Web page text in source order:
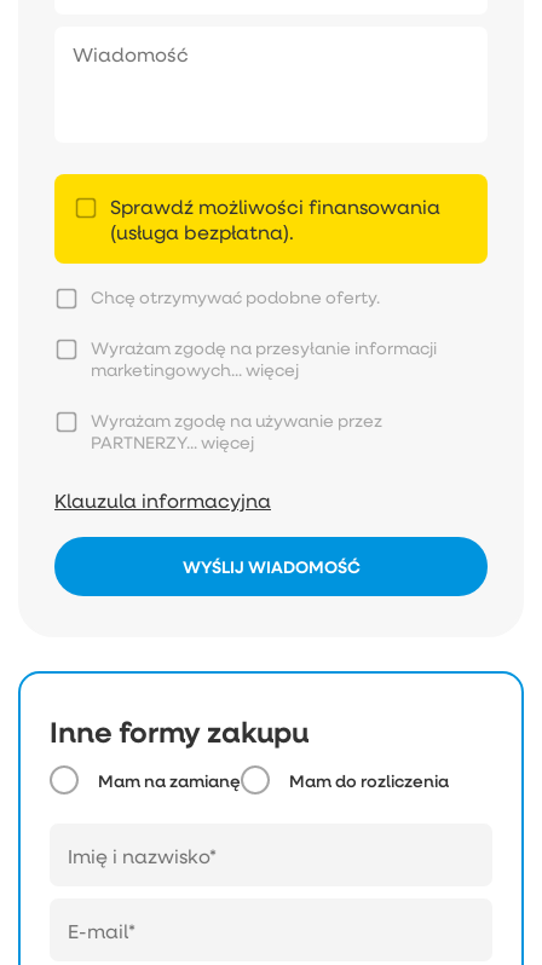
Sprawdź możliwości finansowania
(usługa bezpłatna).
Chcę otrzymywać podobne oferty.
Wyrażam zgodę na przesyłanie informacji
marketingowych...więcej
Wyrażam zgodę na używanie przez
PARTNERZY...więcej
Klauzula informacyjna
WYŚLIJ WIADOMOŚĆ
Inne formy zakupu
Mam na zamianę Mam do rozliczenia